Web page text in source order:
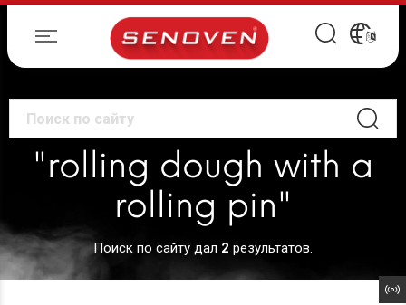
"rolling dough with a
rolling pin"
Поиск по сайту дал 2 результатов.